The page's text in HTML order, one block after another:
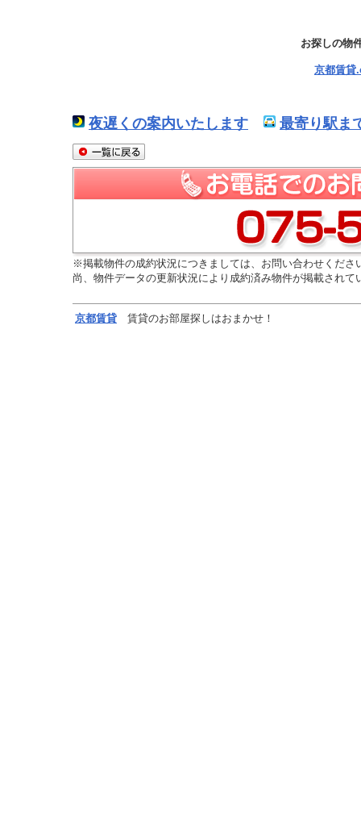
お探しの物
京都賃貸
夜遅くの案内いたします 最寄り駅ま
※掲載物件の成約状況につきましては、お問い合わせくださ
尚、物件データの更新状況により成約済み物件が掲載され
京都賃貸 賃貸のお部屋探しはおまかせ！